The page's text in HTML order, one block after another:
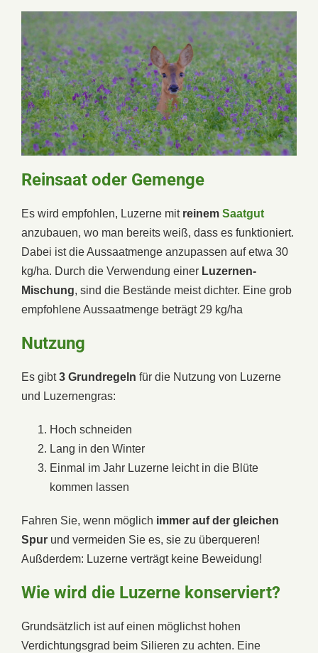
Reinsaat oder Gemenge
Es wird empfohlen, Luzerne mit reinem Saatgut
anzubauen, wo man bereits weiß, dass es funktioniert.
Dabei ist die Aussaatmenge anzupassen auf etwa 30
kg/ha. Durch die Verwendung einer Luzernen-
Mischung, sind die Bestände meist dichter. Eine grob
empfohlene Aussaatmenge beträgt 29 kg/ha
Nutzung
Es gibt3 Grundregeln für die Nutzung von Luzerne
und Luzernengras:
Hoch schneiden
Lang in den Winter
Einmal im Jahr Luzerne leicht in die Blüte
kommen lassen
Fahren Sie, wenn möglich immer auf der gleichen
Spur und vermeiden Sie es, sie zu überqueren!
Außderdem: Luzerne verträgt keine Beweidung!
Wie wird die Luzerne konserviert?
Grundsätzlich ist auf einen möglichst hohen
Verdichtungsgrad beim Silieren zu achten. Eine